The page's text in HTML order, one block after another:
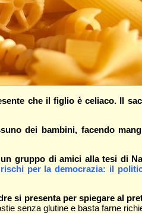
che il figlio è celiaco. Il
dei bambini, facendo
gruppo di amici alla tesi di
per la democrazia: il
si presenta per spiegare al
senza glutine e basta farne